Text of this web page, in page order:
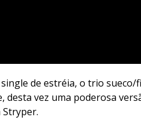
de estréia, o trio sueco/
vez uma poderosa
Stryper.